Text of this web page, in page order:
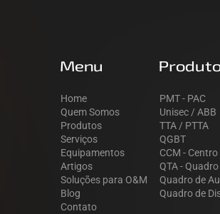
Menu
Home
Quem Somos
Produtos
Serviços
Equipamentos
Artigos
Soluções para O&M
Blog
Contato
PMT - PAC
Unisec / ABB
TTA / PTTA
QGBT
CCM -
QTA -
Quadro de
Quadro de